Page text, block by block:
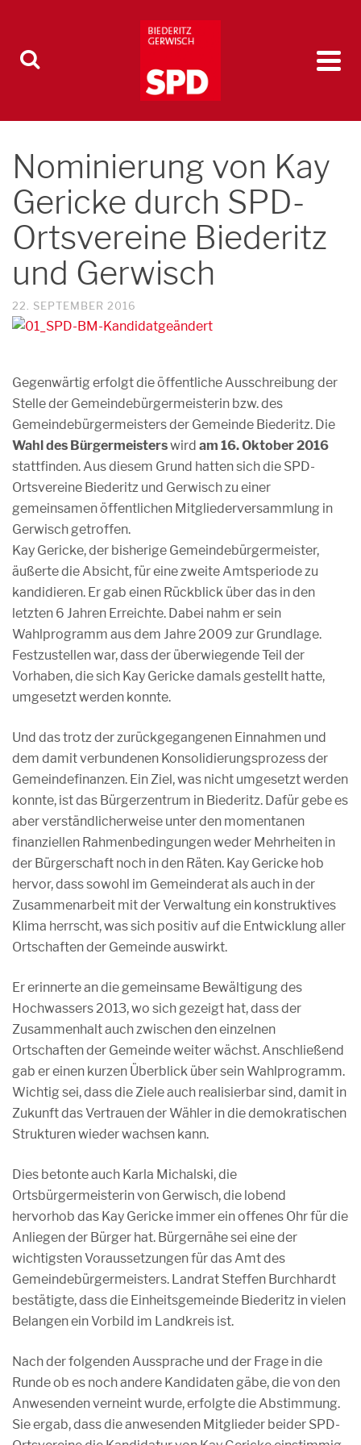
Nominierung von Kay
Gericke durch SPD-
Ortsvereine Biederitz
und Gerwisch
22. SEPTEMBER 2016
Gegenwärtig erfolgt die öffentliche Ausschreibung der
Stelle der Gemeindebürgermeisterin bzw. des
Gemeindebürgermeisters der Gemeinde Biederitz. Die
Wahl des Bürgermeisterswird am 16. Oktober 2016
stattfinden. Aus diesem Grund hatten sich die SPD-
Ortsvereine Biederitz und Gerwisch zu einer
gemeinsamen öffentlichen Mitgliederversammlung in
Gerwisch getroffen.
Kay Gericke, der bisherige Gemeindebürgermeister,
äußerte die Absicht, für eine zweite Amtsperiode zu
kandidieren. Er gab einen Rückblick über das in den
letzten 6 Jahren Erreichte. Dabei nahm er sein
Wahlprogramm aus dem Jahre 2009 zur Grundlage.
Festzustellen war, dass der überwiegende Teil der
Vorhaben, die sich Kay Gericke damals gestellt hatte,
umgesetzt werden konnte.
Und das trotz der zurückgegangenen Einnahmen und
dem damit verbundenen Konsolidierungsprozess der
Gemeindefinanzen. Ein Ziel, was nicht umgesetzt werden
konnte, ist das Bürgerzentrum in Biederitz. Dafür gebe es
aber verständlicherweise unter den momentanen
finanziellen Rahmenbedingungen weder Mehrheiten in
der Bürgerschaft noch in den Räten. Kay Gericke hob
hervor, dass sowohl im Gemeinderat als auch in der
Zusammenarbeit mit der Verwaltung ein konstruktives
Klima herrscht, was sich positiv auf die Entwicklung aller
Ortschaften der Gemeinde auswirkt.
Er erinnerte an die gemeinsame Bewältigung des
Hochwassers 2013, wo sich gezeigt hat, dass der
Zusammenhalt auch zwischen den einzelnen
Ortschaften der Gemeinde weiter wächst. Anschließend
gab er einen kurzen Überblick über sein Wahlprogramm.
Wichtig sei, dass die Ziele auch realisierbar sind, damit in
Zukunft das Vertrauen der Wähler in die demokratischen
Strukturen wieder wachsen kann.
Dies betonte auch Karla Michalski, die
Ortsbürgermeisterin von Gerwisch, die lobend
hervorhob das Kay Gericke immer ein offenes Ohr für die
Anliegen der Bürger hat. Bürgernähe sei eine der
wichtigsten Voraussetzungen für das Amt des
Gemeindebürgermeisters. Landrat Steffen Burchhardt
bestätigte, dass die Einheitsgemeinde Biederitz in vielen
Belangen ein Vorbild im Landkreis ist.
Nach der folgenden Aussprache und der Frage in die
Runde ob es noch andere Kandidaten gäbe, die von den
Anwesenden verneint wurde, erfolgte die Abstimmung.
Sie ergab, dass die anwesenden Mitglieder beider SPD-